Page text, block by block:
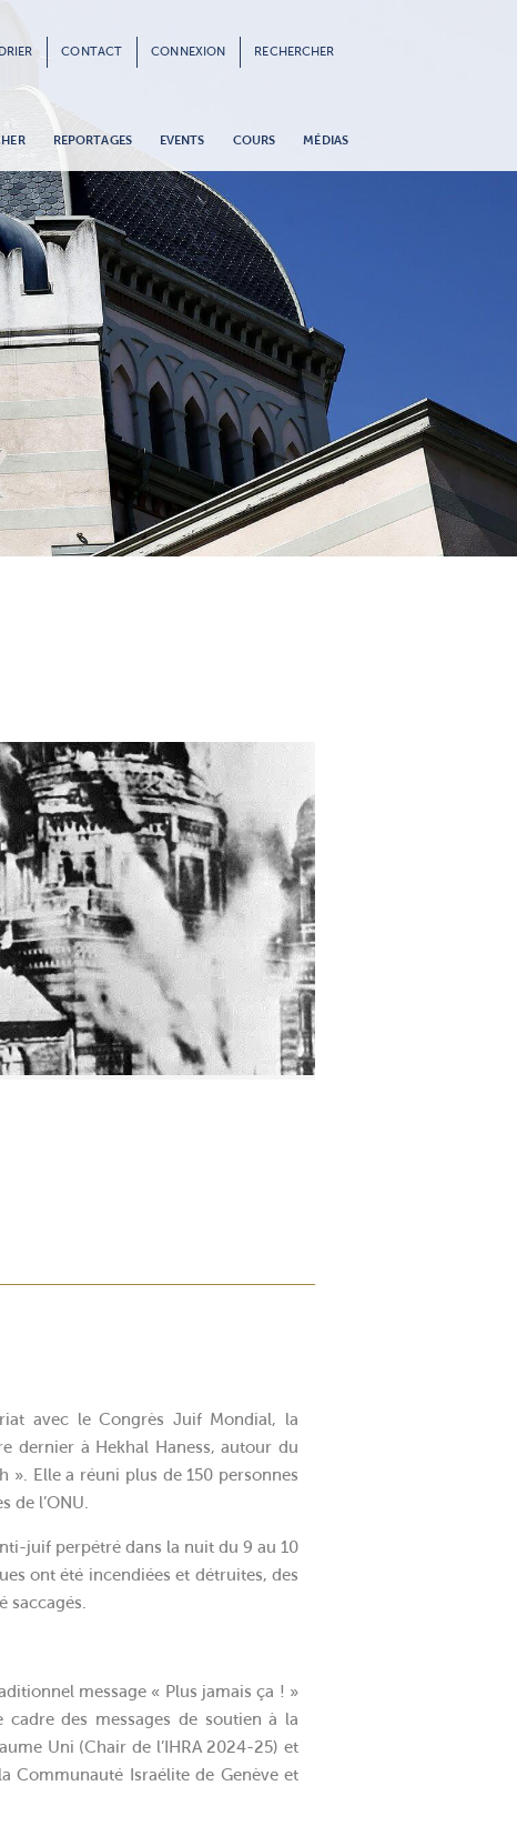
CONTACT CONNEXION RECHERCHER
REPORTAGES EVENTS COURS MÉDIAS
avec le Congrès Juif Mondial, la
dernier à Hekhal Haness, autour du
Elle a réuni plus de 150 personnes
de l’ONU.
juif perpétré dans la nuit du 9 au 10
ont été incendiées et détruites, des
saccagés.
message « Plus jamais ça ! »
des messages de soutien à la
Uni (Chair de l’IHRA 2024-25) et
Communauté Israélite de Genève et